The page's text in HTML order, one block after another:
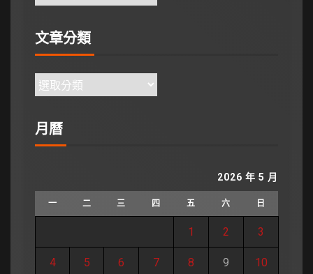
文章分類
月曆
2026 年 5 月
一 二 三 四 五 六 日
1 2 3
4 5 6 7 8 9 10